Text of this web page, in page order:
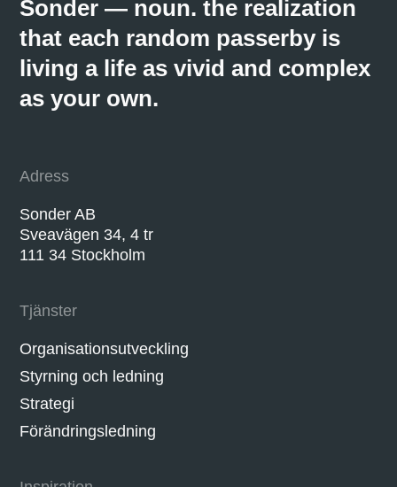
Sonder — noun. the realization
that each random passerby is
living a life as vivid and complex
as your own.
Adress
Sonder AB
Sveavägen 34, 4 tr
111 34 Stockholm
Tjänster
Organisationsutveckling
Styrning och ledning
Strategi
Förändringsledning